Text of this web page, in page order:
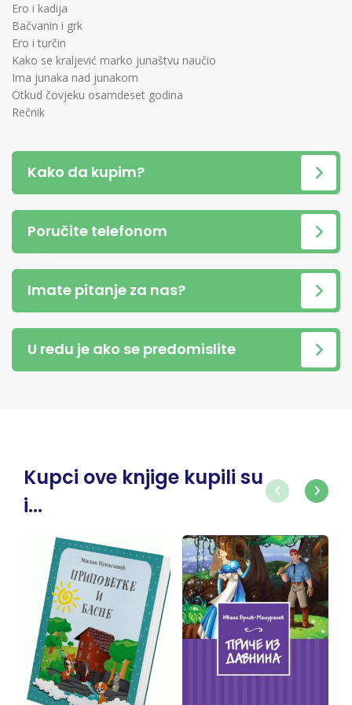
Ero i kadija
Bačvanin i grk
Ero i turčin
Kako se kraljević marko junaštvu naučio
Ima junaka nad junakom
Otkud čovjeku osamdeset godina
Rečnik
Kako da kupim?
Poručite telefonom
Imate pitanje za nas?
U redu je ako se predomislite
Kupci ove knjige kupili su
i...